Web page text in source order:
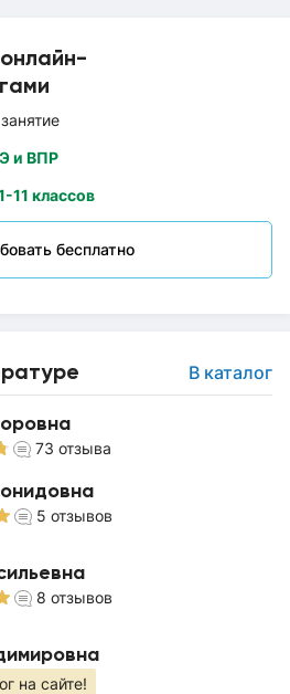
и ВПР
11 классов
бесплатно
В каталог
73 отзыва
5 отзывов
8 отзывов
на сайте!